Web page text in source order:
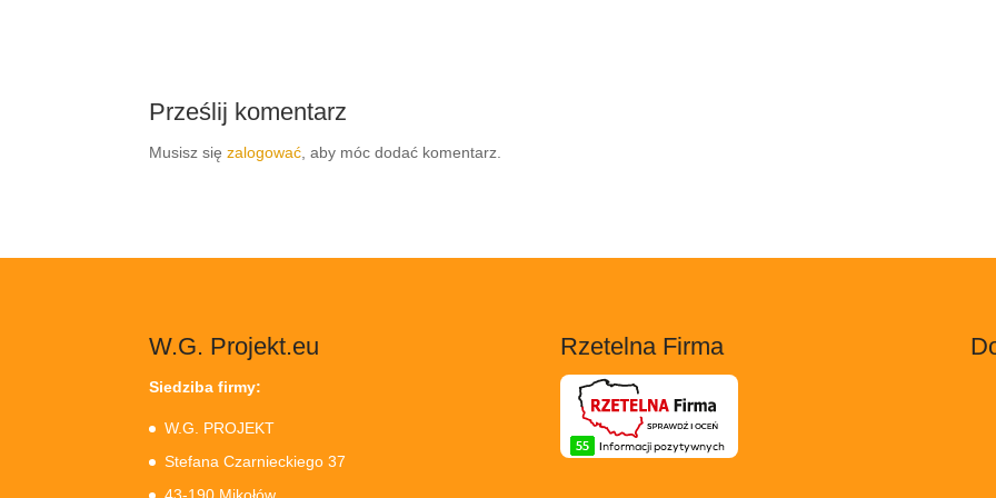
Prześlij komentarz
Musisz sięzalogować, aby móc dodać komentarz.
W.G. Projekt.eu
Siedziba firmy:
W.G. PROJEKT
Stefana Czarnieckiego 37
Rzetelna Firma